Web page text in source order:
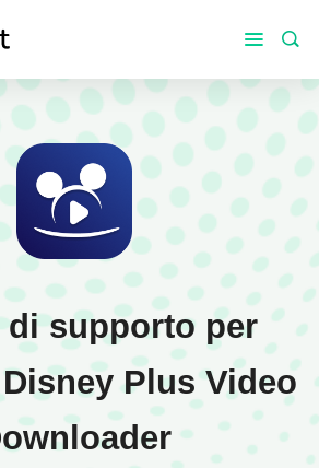
di supporto per
Plus Video